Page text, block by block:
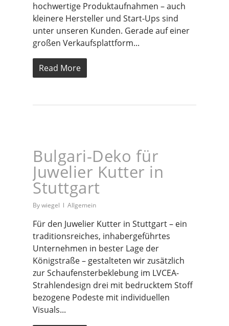
hochwertige Produktaufnahmen – auch
kleinere Hersteller und Start-Ups sind
unter unseren Kunden. Gerade auf einer
großen Verkaufsplattform...
Read More
Bulgari-Deko für
Juwelier Kutter in
Stuttgart
Bywiegel Allgemein
Für den Juwelier Kutter in Stuttgart – ein
traditionsreiches, inhabergeführtes
Unternehmen in bester Lage der
Königstraße – gestalteten wir zusätzlich
zur Schaufensterbeklebung im LVCEA-
Strahlendesign drei mit bedrucktem Stoff
bezogene Podeste mit individuellen
Visuals...